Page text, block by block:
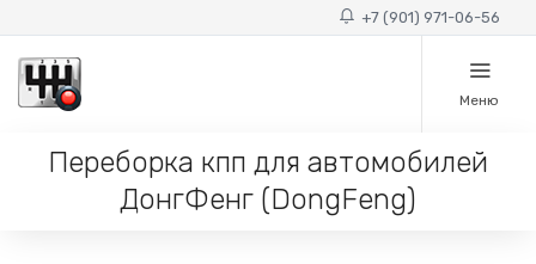
+7 (901) 971-06-56
Меню
Переборка кпп для автомобилей
ДонгФенг (DongFeng)